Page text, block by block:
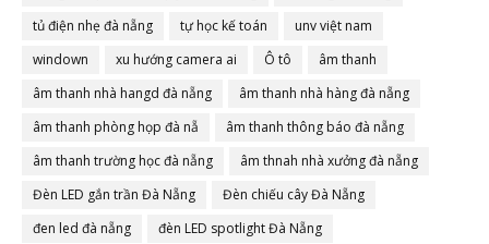
tủ điện nhẹ đà nẵng
tự học kế toán
unv việt nam
windown
xu hướng camera ai Ô tô
âm thanh
âm thanh nhà hangd đà nẵng
âm thanh nhà hàng đà nẵng
âm thanh phòng họp đà nẵ
âm thanh thông báo đà nẵng
âm thanh trường học đà nẵng
âm thnah nhà xưởng đà nẵng
Đèn LED gắn trần Đà Nẵng
Đèn chiếu cây Đà Nẵng
đen led đà nẵng
đèn LED spotlight Đà Nẵng